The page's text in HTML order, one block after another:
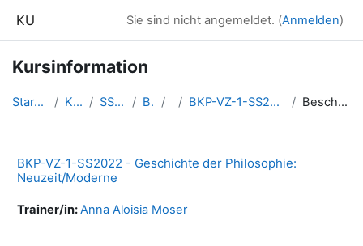
KU Sie sind nicht angemeldet. (Anmelden)
Kursinformation
Startseite Kurse SS2022 BKP 1 BKP-VZ-1-SS2022-GdPNM Beschreibung
BKP-VZ-1-SS2022 - Geschichte der Philosophie:
Neuzeit/Moderne
Trainer/in:Anna Aloisia Moser